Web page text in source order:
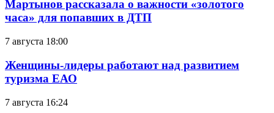
Мартынов рассказала о важности «золотого
часа» для попавших в ДТП
7 августа 18:00
Женщины-лидеры работают над развитием
туризма ЕАО
7 августа 16:24